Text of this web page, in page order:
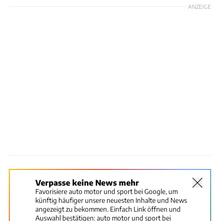
ANZEIGE
Verpasse keine News mehr
Favorisiere auto motor und sport bei Google, um
künftig häufiger unsere neuesten Inhalte und News
angezeigt zu bekommen. Einfach Link öffnen und
Auswahl bestätigen:auto motor und sport bei